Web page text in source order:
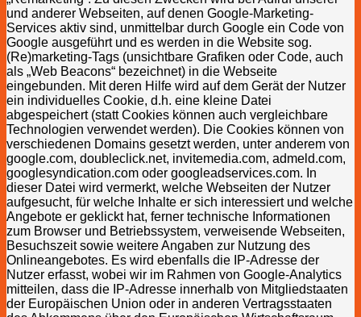
und anderer Webseiten, auf denen Google-Marketing-
Services aktiv sind, unmittelbar durch Google ein Code von
Google ausgeführt und es werden in die Website sog.
(Re)marketing-Tags (unsichtbare Grafiken oder Code, auch
als „Web Beacons“ bezeichnet) in die Webseite
eingebunden. Mit deren Hilfe wird auf dem Gerät der Nutzer
ein individuelles Cookie, d.h. eine kleine Datei
abgespeichert (statt Cookies können auch vergleichbare
Technologien verwendet werden). Die Cookies können von
verschiedenen Domains gesetzt werden, unter anderem von
google.com, doubleclick.net, invitemedia.com, admeld.com,
googlesyndication.com oder googleadservices.com. In
dieser Datei wird vermerkt, welche Webseiten der Nutzer
aufgesucht, für welche Inhalte er sich interessiert und welche
Angebote er geklickt hat, ferner technische Informationen
zum Browser und Betriebssystem, verweisende Webseiten,
Besuchszeit sowie weitere Angaben zur Nutzung des
Onlineangebotes. Es wird ebenfalls die IP-Adresse der
Nutzer erfasst, wobei wir im Rahmen von Google-Analytics
mitteilen, dass die IP-Adresse innerhalb von Mitgliedstaaten
der Europäischen Union oder in anderen Vertragsstaaten